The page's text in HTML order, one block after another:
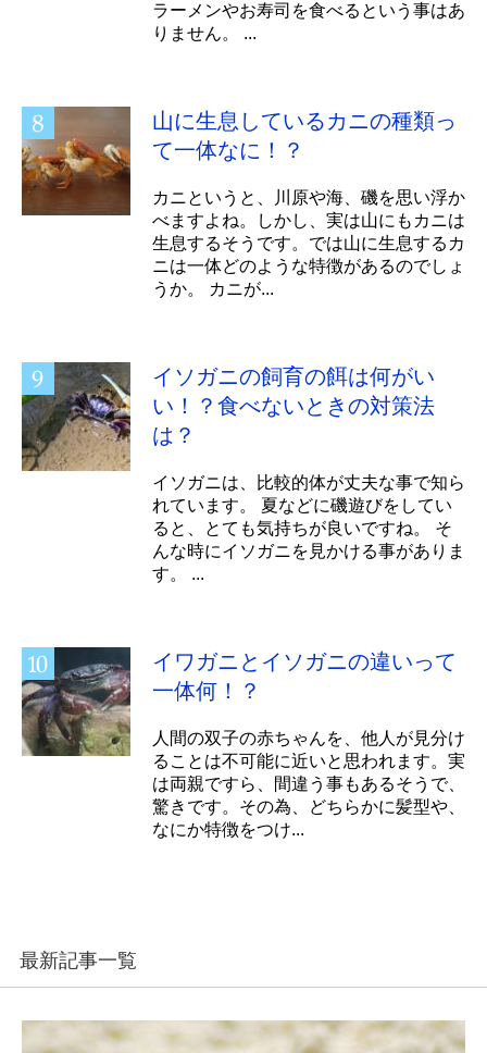
ラーメンやお寿司を食べるという事はあ
りません。 ...
山に生息しているカニの種類っ
て一体なに！？
カニというと、川原や海、磯を思い浮か
べますよね。しかし、実は山にもカニは
生息するそうです。では山に生息するカ
ニは一体どのような特徴があるのでしょ
うか。 カニが...
イソガニの飼育の餌は何がい
い！？食べないときの対策法
は？
イソガニは、比較的体が丈夫な事で知ら
れています。 夏などに磯遊びをしてい
ると、とても気持ちが良いですね。 そ
んな時にイソガニを見かける事がありま
す。 ...
イワガニとイソガニの違いって
一体何！？
人間の双子の赤ちゃんを、他人が見分け
ることは不可能に近いと思われます。実
は両親ですら、間違う事もあるそうで、
驚きです。その為、どちらかに髪型や、
なにか特徴をつけ...
最新記事一覧